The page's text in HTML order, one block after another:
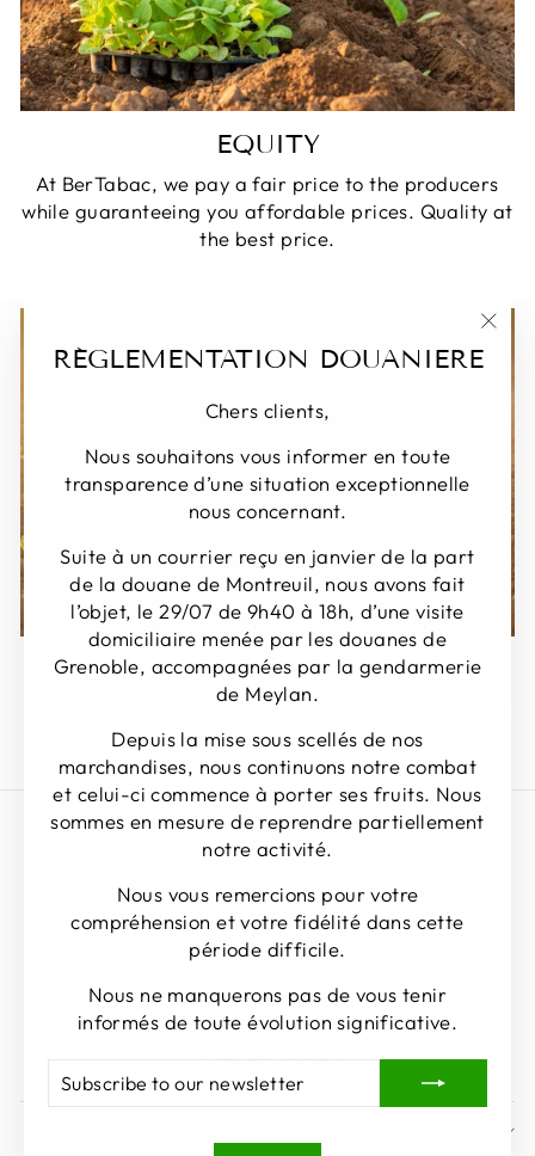
RÉGLEMENTATION DOUANIERE
Chers clients,
Nous souhaitons vous informer en toute
transparence d’une situation exceptionnelle
nous concernant.
Suite à un courrier reçu en janvier de la part
de la douane de Montreuil, nous avons fait
l’objet, le 29/07 de 9h40 à 18h, d’une visite
domiciliaire menée par les douanes de
Grenoble, accompagnées par la gendarmerie
de Meylan.
Depuis la mise sous scellés de nos
marchandises, nous continuons notre combat
et celui-ci commence à porter ses fruits. Nous
sommes en mesure de reprendre partiellement
notre activité.
Nous vous remercions pour votre
compréhension et votre fidélité dans cette
période difficile.
Nous ne manquerons pas de vous tenir
informés de toute évolution significative.
TO
OUR
UP
EQUITY
At BerTabac, we pay a fair price to the producers
while guaranteeing you affordable prices. Quality at
the best price.
HONESTY
At BerTabac, we are transparent with you. We want
to offer you a unique experience.
Search
Terms and conditions of use
General terms and conditions of sale
Shipping policy
Privacy Policy
Legal information